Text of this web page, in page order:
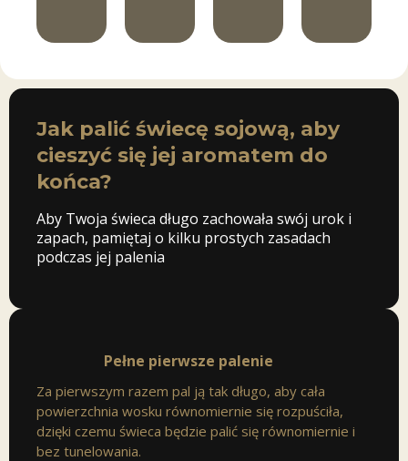
Jak palić świecę sojową, aby
cieszyć się jej aromatem do
końca?
Aby Twoja świeca długo zachowała swój urok i
zapach, pamiętaj o kilku prostych zasadach
podczas jej palenia
Pełne pierwsze palenie
Za pierwszym razem pal ją tak długo, aby cała
powierzchnia wosku równomiernie się rozpuściła,
dzięki czemu świeca będzie palić się równomiernie i
bez tunelowania.